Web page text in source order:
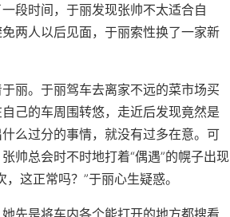
段时间，于丽发现张帅不太适合自
两人以后见面，于丽索性换了一家新
丽。于丽驾车去离家不远的菜市场买
己的车周围转悠，走近后发现竟然是
么过分的事情，就没有过多在意。可
帅总会时不时地打着“偶遇”的幌子出现
这正常吗？”于丽心生疑惑。
先是将车内各个能打开的地方都搜看